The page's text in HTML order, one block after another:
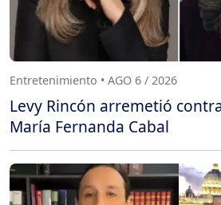
Entretenimiento • AGO 6 / 2026
Levy Rincón arremetió
María Fernanda Cabal